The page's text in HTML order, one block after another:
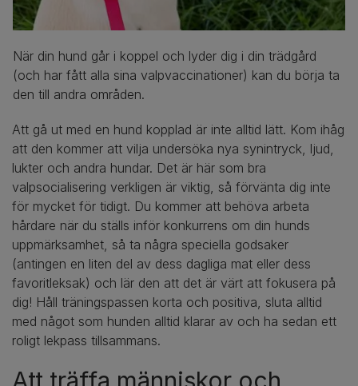
När din hund går i koppel och lyder dig i din trädgård
(och har fått alla sina valpvaccinationer) kan du börja ta
den till andra områden.
Att gå ut med en hund kopplad är inte alltid lätt. Kom ihåg
att den kommer att vilja undersöka nya synintryck, ljud,
lukter och andra hundar. Det är här som bra
valpsocialisering verkligen är viktig, så förvänta dig inte
för mycket för tidigt. Du kommer att behöva arbeta
hårdare när du ställs inför konkurrens om din hunds
uppmärksamhet, så ta några speciella godsaker
(antingen en liten del av dess dagliga mat eller dess
favoritleksak) och lär den att det är värt att fokusera på
dig! Håll träningspassen korta och positiva, sluta alltid
med något som hunden alltid klarar av och ha sedan ett
roligt lekpass tillsammans.